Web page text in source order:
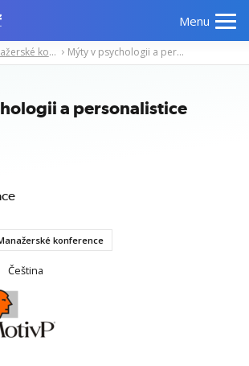
Menu
Odborné
Počítačové
Manažerské konference Mýty v psychologii a personalistice
a personalistice
konference
Čeština